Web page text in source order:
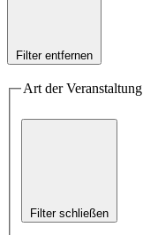
Filter entfernen
Art der Veranstaltung
Filter schließen